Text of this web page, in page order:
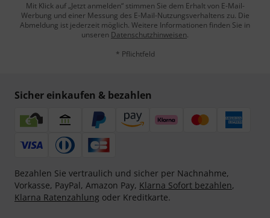
Mit Klick auf „Jetzt anmelden“ stimmen Sie dem Erhalt von E-Mail-
Werbung und einer Messung des E-Mail-Nutzungsverhaltens zu. Die
Abmeldung ist jederzeit möglich. Weitere Informationen finden Sie in
unseren Datenschutzhinweisen.
* Pflichtfeld
Sicher einkaufen & bezahlen
Bezahlen Sie vertraulich und sicher per Nachnahme,
Vorkasse, PayPal, Amazon Pay, Klarna Sofort bezahlen,
Klarna Ratenzahlung oder Kreditkarte.